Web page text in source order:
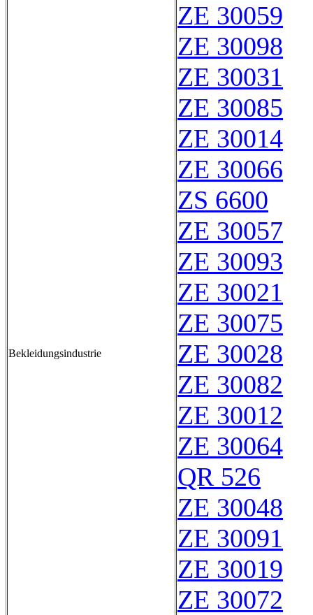
Bekleidungsindustrie
ZE 30059
ZE 30098
ZE 30031
ZE 30085
ZE 30014
ZE 30066
ZS 6600
ZE 30057
ZE 30093
ZE 30021
ZE 30075
ZE 30028
ZE 30082
ZE 30012
ZE 30064
QR 526
ZE 30048
ZE 30091
ZE 30019
ZE 30072